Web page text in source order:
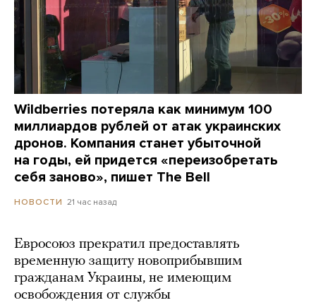
Wildberries потеряла как минимум 100
миллиардов рублей от атак украинских
дронов. Компания станет убыточной
на годы, ей придется «переизобретать
себя заново», пишет The Bell
НОВОСТИ 21 час назад
Евросоюз прекратил предоставлять
временную защиту новоприбывшим
гражданам Украины, не имеющим
освобождения от службы